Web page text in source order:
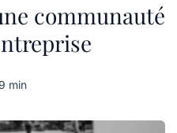
communauté
min